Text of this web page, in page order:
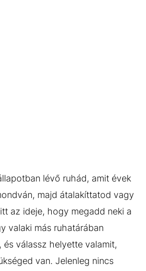
lévő ruhád, amit évek
majd átalakíttatod vagy
az ideje, hogy megadd neki a
valaki más ruhatárában
és válassz helyette valamit,
van. Jelenleg nincs